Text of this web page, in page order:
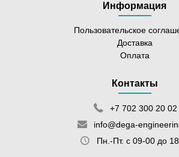
Информация
Пользовательское
Доставка
Оплата
Контакты
+7 702 300 20 02
info@dega-
Пн.-Пт. с 09-00 до